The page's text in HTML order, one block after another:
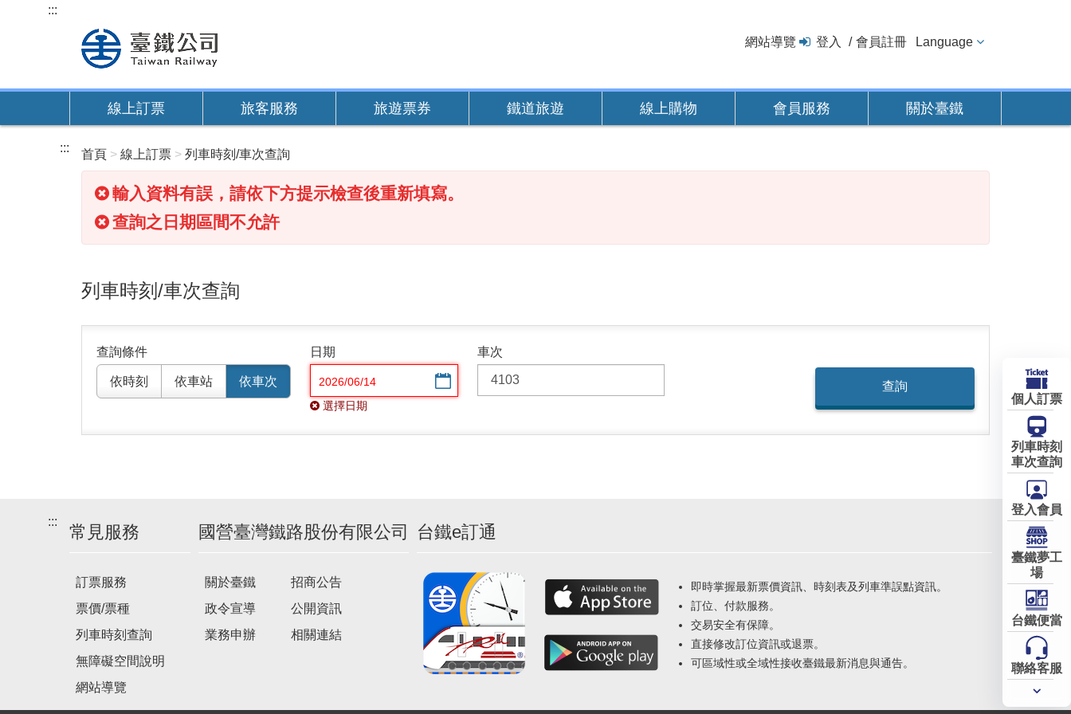
內
:::
網站導覽 登入 會員註冊 Language
線上訂票 旅客服務 旅遊票券 鐵道旅遊 線上購物 會員服務 關於臺鐵
::: 首頁 線上訂票 列車時刻/車次查詢
輸入資料有誤，請依下方提示檢查後重新填寫。
查詢之日期區間不允許
列車時刻/車次查詢
查詢條件
依時刻 依車站 依車次
日期
選擇日期
選擇日期
車次
:::
常見服務
訂票服務
票價/票種
列車時刻查詢
無障礙空間說明
網站導覽
國營臺灣鐵路股份有限公司
關於臺鐵
政令宣導
業務申辦
招商公告
公開資訊
相關連結
台鐵e訂通
即時掌握最新票價資訊、時刻表及列車準誤點資訊。
訂位、付款服務。
交易安全有保障。
直接修改訂位資訊或退票。
可區域性或全域性接收臺鐵最新消息與通告。
個人訂票
列車時刻
車次查詢
登入會員
臺鐵夢工
場
台鐵便當
聯絡客服
常用